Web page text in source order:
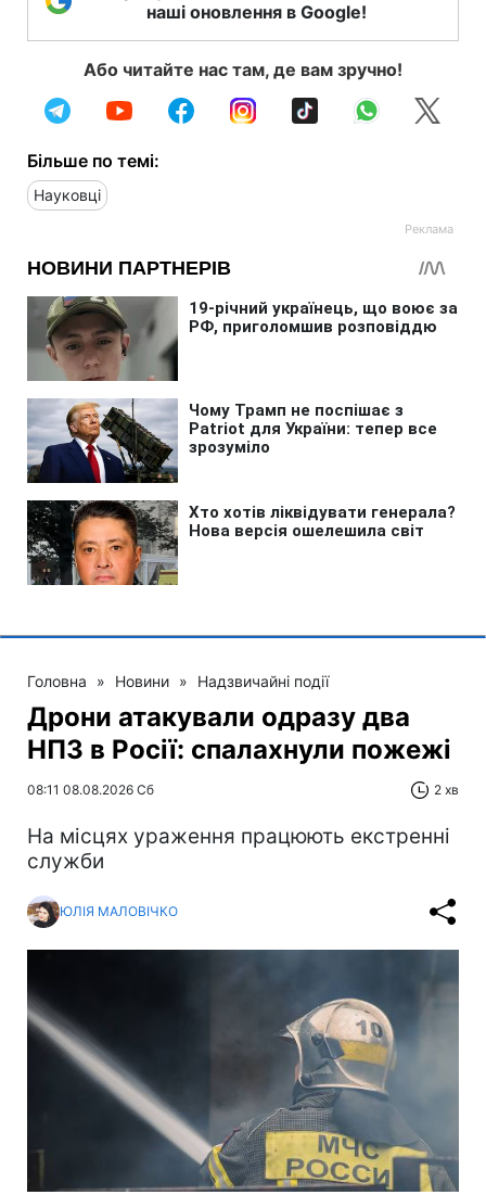
наші оновлення в Google!
Або читайте нас там, де вам зручно!
Більше по темі:
Науковці
Головна » Новини » Надзвичайні події
Дрони атакували одразу два
НПЗ в Росії: спалахнули пожежі
08:11 08.08.2026 Сб 2 хв
На місцях ураження працюють екстренні
служби
ЮЛІЯ МАЛОВІЧКО